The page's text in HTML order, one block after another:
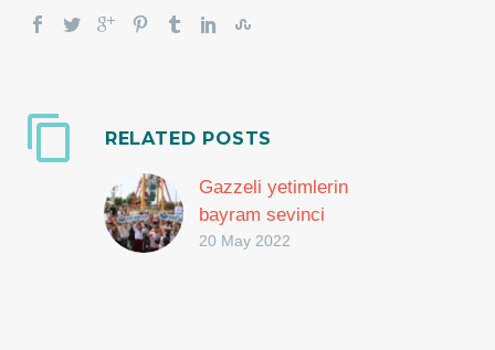
RELATED POSTS
Gazzeli yetimlerin
bayram sevinci
20 May 2022